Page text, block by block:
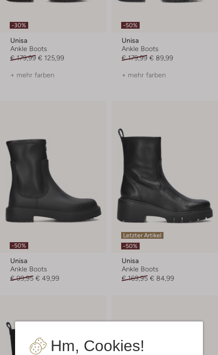
Hm, Cookies!
-30%
Unisa
Ankle Boots
€ 179,99 € 125,99
+ mehr farben
-50%
Unisa
Ankle Boots
€ 179,99 € 89,99
+ mehr farben
-50%
Unisa
Ankle Boots
€ 99,95 € 49,99
Letzter Artikel
-50%
Unisa
Ankle Boots
€ 169,95 € 84,99